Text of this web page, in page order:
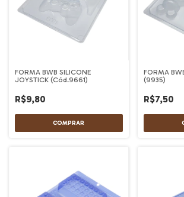
FORMA BWB SILICONE
JOYSTICK (Cód.9661)
R$9,80
FORMA
(9935)
R$7,50